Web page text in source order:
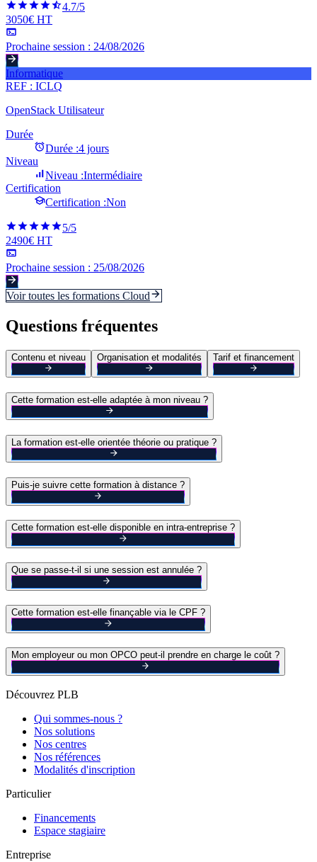
4.7/5
3050€ HT
Prochaine session : 24/08/2026
Informatique
REF : ICLQ
OpenStack Utilisateur
Durée
Durée :4 jours
Niveau
Niveau :Intermédiaire
Certification
Certification :Non
5/5
2490€ HT
Prochaine session : 25/08/2026
Voir toutes les formations Cloud
Questions fréquentes
Contenu et niveau Organisation et modalités Tarif et financement
Cette formation est-elle adaptée à mon niveau ?
La formation est-elle orientée théorie ou pratique ?
Puis-je suivre cette formation à distance ?
Cette formation est-elle disponible en intra-entreprise ?
Que se passe-t-il si une session est annulée ?
Cette formation est-elle finançable via le CPF ?
Mon employeur ou mon OPCO peut-il prendre en charge le coût ?
Découvrez PLB
Qui sommes-nous ?
Nos solutions
Nos centres
Nos références
Modalités d'inscription
Particulier
Financements
Espace stagiaire
Entreprise